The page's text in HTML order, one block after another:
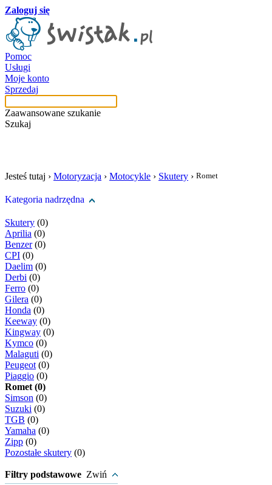
Zaloguj się
Pomoc
Usługi
Moje konto
Sprzedaj
Zaawansowane szukanie
Szukaj
Jesteś tutaj › Motoryzacja › Motocykle › Skutery › Romet
Kategoria nadrzędna
Skutery (0)
Aprilia (0)
Benzer(0)
CPI (0)
Daelim (0)
Derbi (0)
Ferro (0)
Gilera (0)
Honda (0)
Keeway (0)
Kingway (0)
Kymco (0)
Malaguti (0)
Peugeot (0)
Piaggio (0)
Romet (0)
Simson (0)
Suzuki (0)
TGB (0)
Yamaha (0)
Zipp (0)
Pozostałe skutery (0)
Filtry podstawowe Zwiń